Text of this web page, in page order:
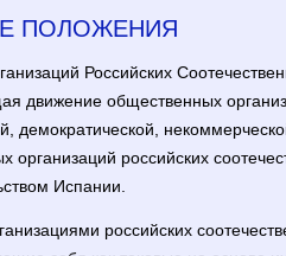
ПОЛОЖЕНИЯ
Российских
движение общественных
демократической,
организаций российских
Испании.
российских